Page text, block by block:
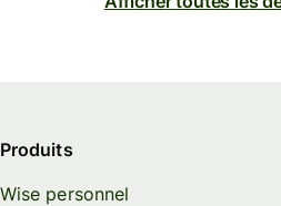
Produits
Wise personnel